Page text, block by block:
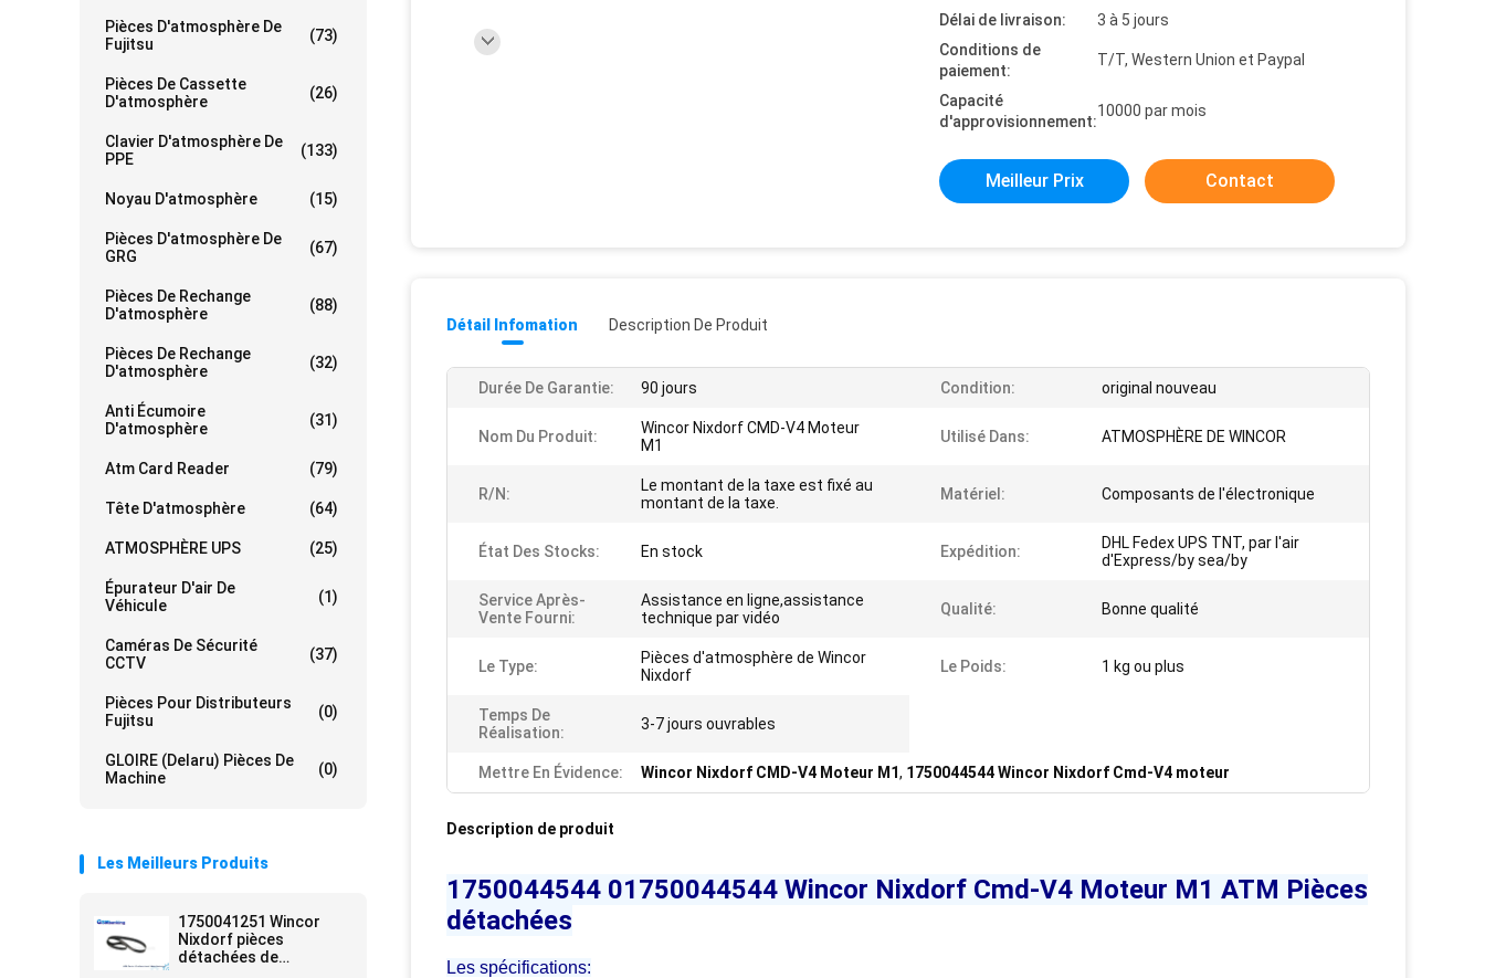
Pièces D'atmosphère De
Fujitsu
(73)
Pièces De Cassette
D'atmosphère
(26)
Clavier D'atmosphère De
PPE
(133)
Noyau D'atmosphère (15)
Pièces D'atmosphère De
GRG
(67)
Pièces De Rechange
D'atmosphère
(88)
Pièces De Rechange
D'atmosphère
(32)
Anti Écumoire
D'atmosphère
(31)
Atm Card Reader (79)
Tête D'atmosphère (64)
ATMOSPHÈRE UPS (25)
Épurateur D'air De
Véhicule
(1)
Caméras De Sécurité
CCTV
(37)
Pièces Pour Distributeurs
Fujitsu
(0)
GLOIRE (Delaru) Pièces De
Machine
(0)
Les Meilleurs Produits
1750041251 Wincor
Nixdorf pièces
détachées de
Délai de livraison:
3 à 5 jours
Conditions de
paiement:
T/T, Western Union et Paypal
Capacité
d'approvisionnement:
10000 par mois
Meilleur Prix Contact
Détail Infomation Description De Produit
Durée De Garantie: 90 jours Condition: original nouveau
Nom Du Produit:
Wincor Nixdorf CMD-V4 Moteur
M1
Utilisé Dans: ATMOSPHÈRE DE WINCOR
R/N:
Le montant de la taxe est fixé au
montant de la taxe.
Matériel: Composants de l'électronique
État Des Stocks: En stock Expédition:
DHL Fedex UPS TNT, par l'air
d'Express/by sea/by
Service Après-
Vente Fourni:
Assistance en ligne,assistance
technique par vidéo
Qualité: Bonne qualité
Le Type:
Pièces d'atmosphère de Wincor
Nixdorf
Le Poids: 1 kg ou plus
Temps De
Réalisation:
3-7 jours ouvrables
Mettre En Évidence: Wincor Nixdorf CMD-V4 Moteur M1, 1750044544 Wincor Nixdorf Cmd-V4 moteur
Description de produit
1750044544 01750044544 Wincor Nixdorf Cmd-V4 Moteur M1 ATM Pièces
détachées
Les spécifications: